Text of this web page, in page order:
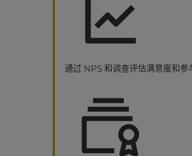
通过 NPS 和调查评估满意度和参